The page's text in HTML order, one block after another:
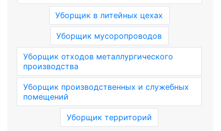
Уборщик в литейных цехах
Уборщик мусоропроводов
Уборщик отходов металлургического
производства
Уборщик производственных и служебных
помещений
Уборщик территорий